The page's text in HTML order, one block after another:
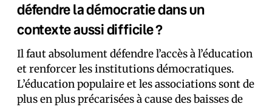
défendre la démocratie dans un
contexte aussi difficile ?
Il faut absolument défendre l’accès à l’éducation
et renforcer les institutions démocratiques.
L’éducation populaire et les associations sont de
plus en plus précarisées à cause des baisses de